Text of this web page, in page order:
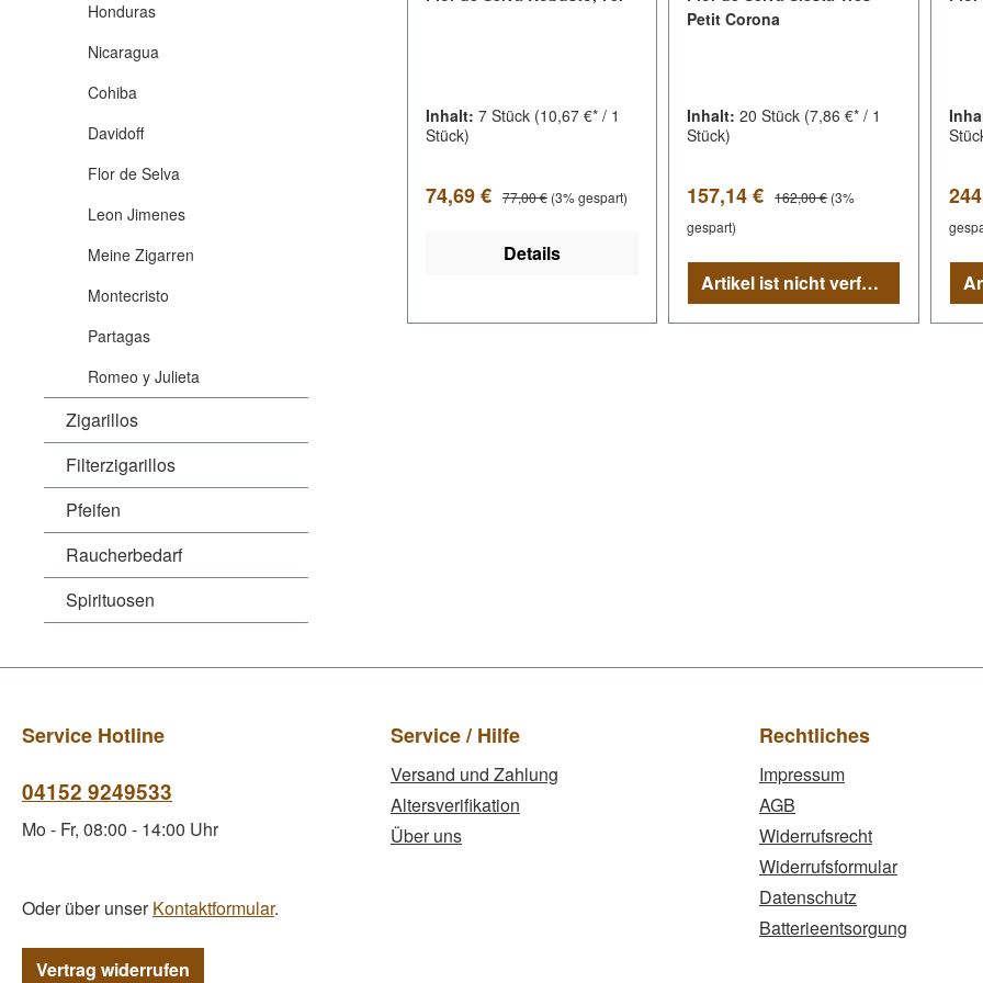
Honduras
Nicaragua
Cohiba
Davidoff
Flor de Selva
Leon Jimenes
Meine Zigarren
Montecristo
Partagas
Romeo y Julieta
Zigarillos
Filterzigarillos
Pfeifen
Raucherbedarf
Spirituosen
Inhalt: 7 Stück (10,67 €* / 1
Stück)
Verkaufspreis:
74,69 € Regulärer Preis:
77,00 € (3% gespart)
Details
Petit Corona
Inhalt:20 Stück (7,86 €* / 1
Stück)
Verkaufspreis:
157,14 € Regulärer Preis:
162,00 € (3%
gespart)
Artikel ist nicht verfügbar
Service Hotline
04152 9249533
Mo - Fr, 08:00 - 14:00 Uhr
Oder über unserKontaktformular.
Vertrag widerrufen
Service / Hilfe
Versand und Zahlung
Altersverifikation
Über uns
Rechtliches
Impressum
AGB
Widerrufsrecht
Widerrufsformular
Datenschutz
Batterieentsorgung